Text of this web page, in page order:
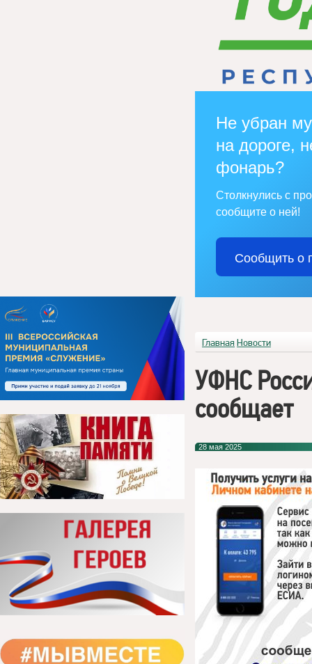
Не убран
на дороге,
фонарь?
Столкнулись с
сообщите о ней!
Сообщить о
Главная Новости
УФНС
сообщает
28 мая 2025